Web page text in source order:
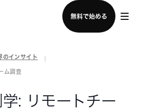
無料で始める
チームに問い合わせる
のインサイト
ム調査
: リモートチー